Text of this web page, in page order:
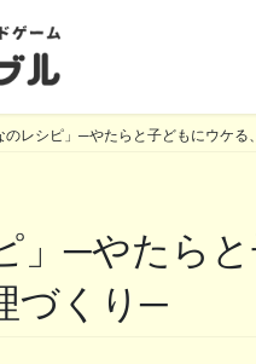
のレシピ」─やたらと子どもにウケ
づくり─